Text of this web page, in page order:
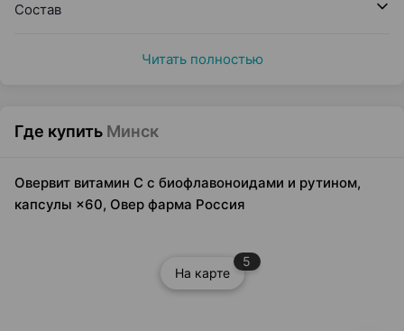
Состав
Читать полностью
Где купить Минск
Овервит витамин C c биофлавоноидами и рутином,
капсулы ×60, Овер фарма Россия
На карте
5